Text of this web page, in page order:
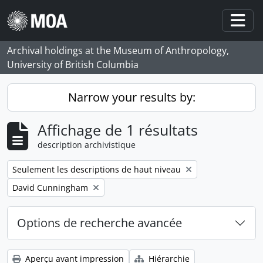
Skip to main content
Archival holdings at the Museum of Anthropology,
University of British Columbia
Narrow your results by:
Affichage de 1 résultats
description archivistique
Remove filter:
Seulement les descriptions de haut niveau
Remove filter:
David Cunningham
Options de recherche avancée
Aperçu avant impression Hiérarchie